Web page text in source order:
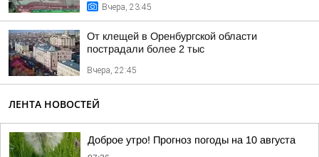
Вчера, 23:45
От клещей в Оренбургской области
пострадали более 2 тыс
Вчера, 22:45
ЛЕНТА НОВОСТЕЙ
Доброе утро! Прогноз погоды на 10 августа